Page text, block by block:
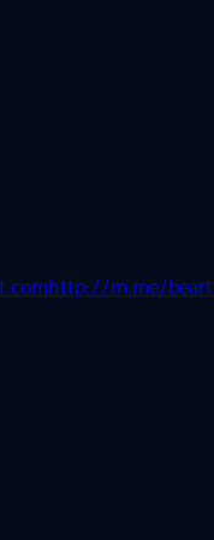
http://m.me/